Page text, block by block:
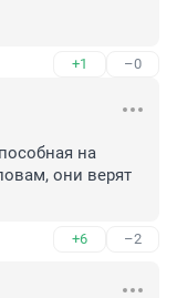
+1 –0
на
они верят
+6 –2